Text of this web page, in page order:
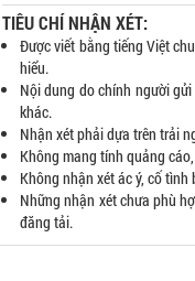
TIÊU CHÍ NHẬN XÉT:
Được viết bằng tiếng Việt
hiểu.
Nội dung do chính người
khác.
Nhận xét phải dựa trên trải
Không mang tính quảng
Không nhận xét ác ý, cố
Những nhận xét chưa phù
đăng tải.